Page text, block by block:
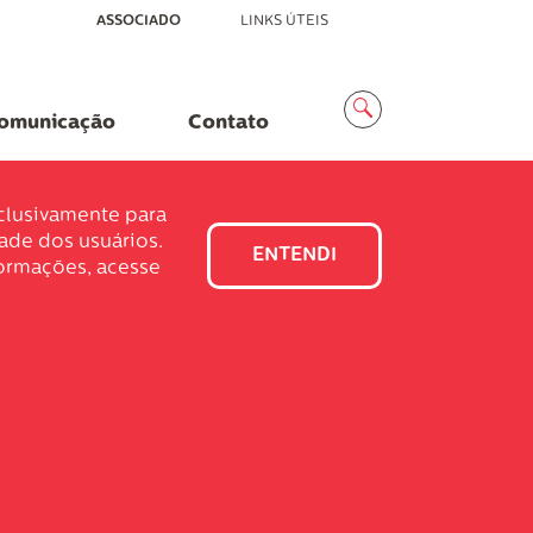
MenuASSOCIADO LINKS ÚTEIS
Contato
Busca
para
dos usuários.
acesse
ENTENDI